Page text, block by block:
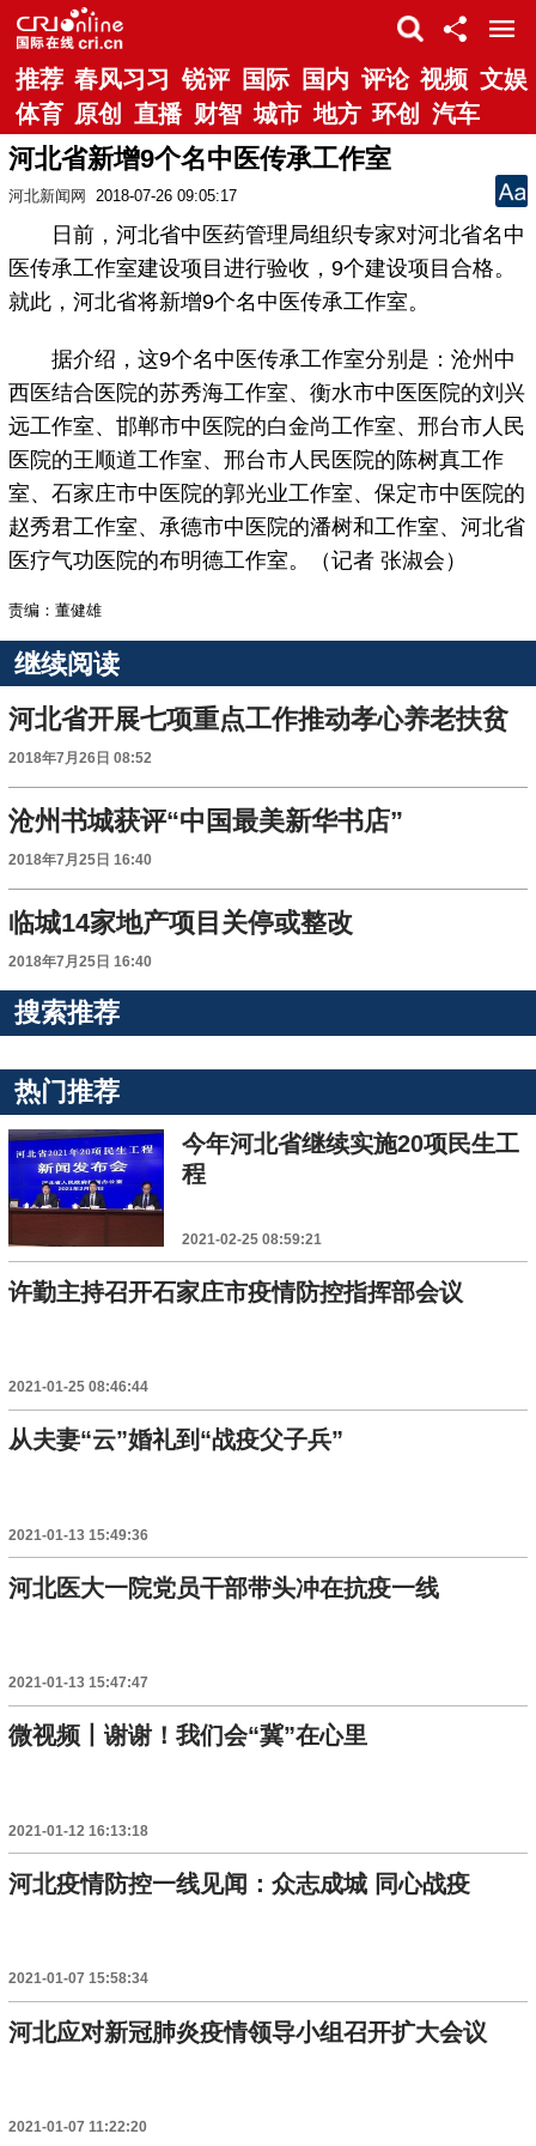
推荐 春风习习 锐评 国际 国内 评论 视频 文娱
体育 原创 直播 财智 城市 地方 环创 汽车
河北省新增9个名中医传承工作室
河北新闻网 2018-07-26 09:05:17
日前，河北省中医药管理局组织专家对河北省名中
医传承工作室建设项目进行验收，9个建设项目合格。
就此，河北省将新增9个名中医传承工作室。
据介绍，这9个名中医传承工作室分别是：沧州中
西医结合医院的苏秀海工作室、衡水市中医医院的刘兴
远工作室、邯郸市中医院的白金尚工作室、邢台市人民
医院的王顺道工作室、邢台市人民医院的陈树真工作
室、石家庄市中医院的郭光业工作室、保定市中医院的
赵秀君工作室、承德市中医院的潘树和工作室、河北省
医疗气功医院的布明德工作室。（记者 张淑会）
责编：董健雄
继续阅读
河北省开展七项重点工作推动孝心养老扶贫
2018年7月26日 08:52
沧州书城获评“中国最美新华书店”
2018年7月25日 16:40
临城14家地产项目关停或整改
2018年7月25日 16:40
搜索推荐
热门推荐
今年河北省继续实施20项民生工
程
2021-02-25 08:59:21
许勤主持召开石家庄市疫情防控指挥部会议
2021-01-25 08:46:44
从夫妻“云”婚礼到“战疫父子兵”
2021-01-13 15:49:36
河北医大一院党员干部带头冲在抗疫一线
2021-01-13 15:47:47
微视频丨谢谢！我们会“冀”在心里
2021-01-12 16:13:18
河北疫情防控一线见闻：众志成城 同心战疫
2021-01-07 15:58:34
河北应对新冠肺炎疫情领导小组召开扩大会议
2021-01-07 11:22:20